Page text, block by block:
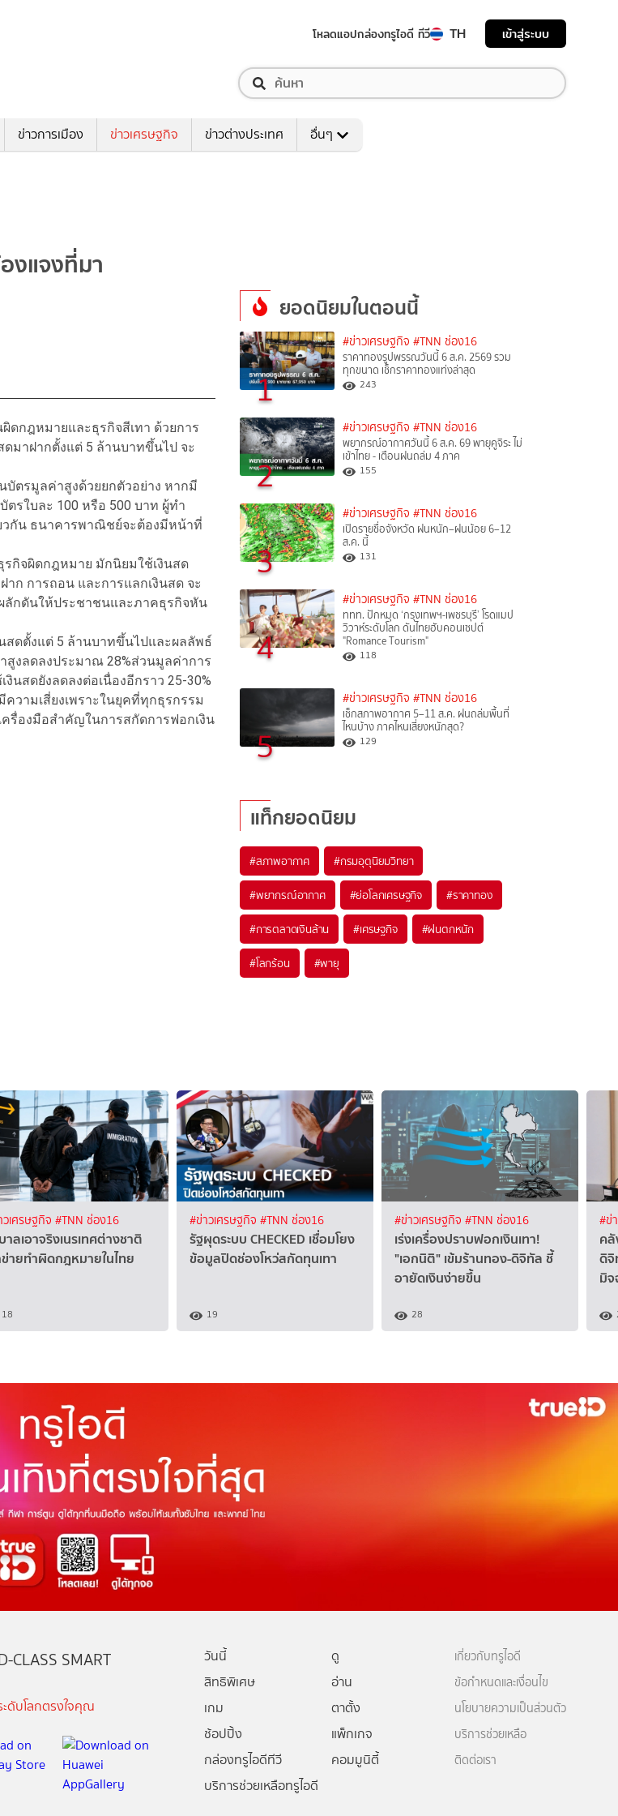
โหลดแอปกล่องทรูไอดี ทีวี TH เข้าสู่ระบบ
ข่าวการเมือง ข่าวเศรษฐกิจ ข่าวต่างประเทศ อื่นๆ
งแจงที่มา
ดกฎหมายและธุรกิจสีเทา ด้วยการ
มาฝากตั้งแต่ 5 ล้านบาทขึ้นไป จะ
บัตรมูลค่าสูงด้วยยกตัวอย่าง หากมี
รใบละ 100 หรือ 500 บาท ผู้ทำ
วกัน ธนาคารพาณิชย์จะต้องมีหน้าที่
รกิจผิดกฎหมาย มักนิยมใช้เงินสด
าก การถอน และการแลกเงินสด จะ
ลักดันให้ประชาชนและภาคธุรกิจหัน
สดตั้งแต่ 5 ล้านบาทขึ้นไปและผลลัพธ์
สูงลดลงประมาณ 28%ส่วนมูลค่าการ
สดยังลดลงต่อเนื่องอีกราว 25-30%
วามเสี่ยงเพราะในยุคที่ทุกธุรกรรม
ครื่องมือสำคัญในการสกัดการฟอกเงิน
ยอดนิยมในตอนนี้
1
#ข่าวเศรษฐกิจ #TNN ช่อง16
ราคาทองรูปพรรณวันนี้ 6 ส.ค. 2569 รวม
ทุกขนาด เช็กราคาทองแท่งล่าสุด
243
2
#ข่าวเศรษฐกิจ #TNN ช่อง16
พยากรณ์อากาศวันนี้ 6 ส.ค. 69 พายุคูจิระ ไม่
เข้าไทย - เตือนฝนถล่ม 4 ภาค
155
3
#ข่าวเศรษฐกิจ #TNN ช่อง16
เปิดรายชื่อจังหวัด ฝนหนัก–ฝนน้อย 6–12
ส.ค. นี้
131
4
#ข่าวเศรษฐกิจ #TNN ช่อง16
ททท. ปักหมุด ‘กรุงเทพฯ-เพชรบุรี’ โรดแมป
วิวาห์ระดับโลก ดันไทยฮับคอนเซปต์
"Romance Tourism"
118
5
#ข่าวเศรษฐกิจ #TNN ช่อง16
เช็กสภาพอากาศ 5–11 ส.ค. ฝนถล่มพื้นที่
ไหนบ้าง ภาคไหนเสี่ยงหนักสุด?
129
แท็กยอดนิยม
#สภาพอากาศ #กรมอุตุนิยมวิทยา
#พยากรณ์อากาศ #ย่อโลกเศรษฐกิจ #ราคาทอง
#การตลาดเงินล้าน #เศรษฐกิจ #ฝนตกหนัก
#โลกร้อน #พายุ
เศรษฐกิจ #TNN ช่อง16
าลเอาจริงเนรเทศต่างชาติ
ข่ายทำผิดกฎหมายในไทย
18
#ข่าวเศรษฐกิจ #TNN ช่อง16
รัฐผุดระบบ CHECKED เชื่อมโยง
ข้อมูลปิดช่องโหว่สกัดทุนเทา
19
#ข่าวเศรษฐกิจ #TNN ช่อง16
เร่งเครื่องปราบฟอกเงินเทา!
"เอกนิติ" เข้มร้านทอง-ดิจิทัล ชี้
อายัดเงินง่ายขึ้น
28
#ข่
ค
ดิ
มิ
CLASS SMART
ดับโลกตรงใจคุณ
วันนี้
ดู
สิทธิพิเศษ
อ่าน
เกม
ตาตั้ง
ช้อปปิ้ง
แพ็กเกจ
กล่องทรูไอดีทีวี
คอมมูนิตี้
บริการช่วยเหลือทรูไอดี
เกี่ยวกับทรูไอดี
ข้อกำหนดและเงื่อนไข
นโยบายความเป็นส่วนตัว
บริการช่วยเหลือ
ติดต่อเรา